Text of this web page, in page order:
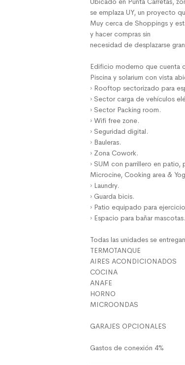
se emplaza UY, un proyecto
Muy cerca de Shoppings y
y hacer compras sin
necesidad de desplazarse
Edificio moderno que cuenta
Piscina y solarium con vista
› Rooftop sectorizado para
› Sector carga de vehículos
› Sector Packing room.
› Wifi free zone.
› Seguridad digital.
› Bauleras.
› Zona Cowork.
› SUM con parrillero en patio,
Microcine, Cooking area &
› Laundry.
› Guarda bicis.
› Patio equipado para
› Espacio para bañar mascotas.
Todas las unidades se
TERMOTANQUE
AIRES ACONDICIONADOS
COCINA
ANAFE
HORNO
MICROONDAS
GARAJES OPCIONALES
Gastos de conexión 4%